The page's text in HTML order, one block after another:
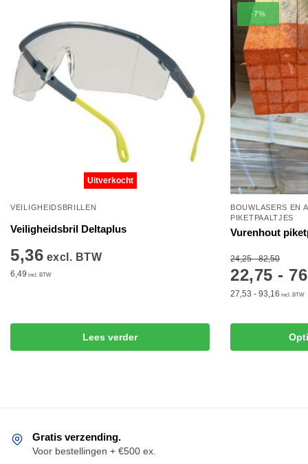
Uitverkocht
VEILIGHEIDSBRILLEN
Veiligheidsbril Deltaplus
5,36 excl. BTW
6,49 incl. BTW
Lees verder
-7%
BOUWLASERS EN
PIKETPAALTJES
Vurenhout
24,25 - 82,50
22,75 -
27,53 - 93,16 incl. BTW
product
Gratis verzending.
Voor bestellingen + €500 ex.